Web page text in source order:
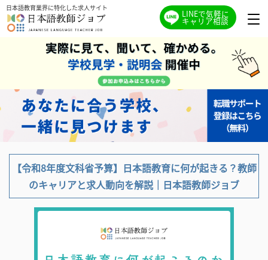
日本語教育業界に特化した求人サイト
LINEで気軽に
キャリア相談
【令和8年度文科省予算】日本語教育に何が起きる？教師
のキャリアと求人動向を解説｜日本語教師ジョブ